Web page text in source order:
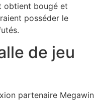
obtient bougé et
posséder le
de jeu